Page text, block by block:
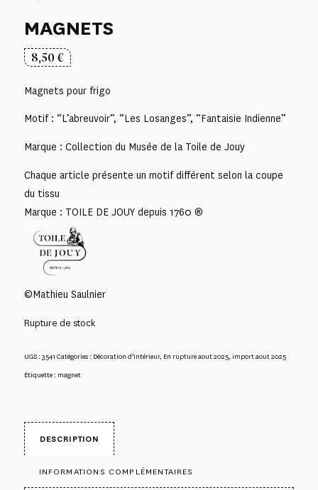
MAGNETS
8,50€
Magnets pour frigo
Motif : “L’abreuvoir”, “Les Losanges”, “Fantaisie Indienne”
Marque : Collection du Musée de la Toile de Jouy
Chaque article présente un motif différent selon la coupe
du tissu
Marque : TOILE DE JOUY depuis 1760 ®
©Mathieu Saulnier
Rupture de stock
UGS :3541 Catégories : Décoration d'intérieur, En rupture aout 2025, import aout 2025
Étiquette : magnet
DESCRIPTION
INFORMATIONS COMPLÉMENTAIRES